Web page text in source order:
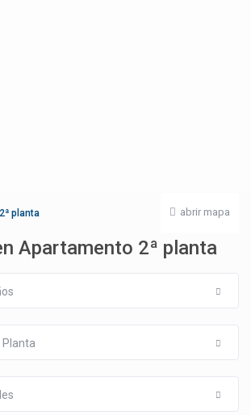
abrir mapa
planta
Apartamento 2ª planta